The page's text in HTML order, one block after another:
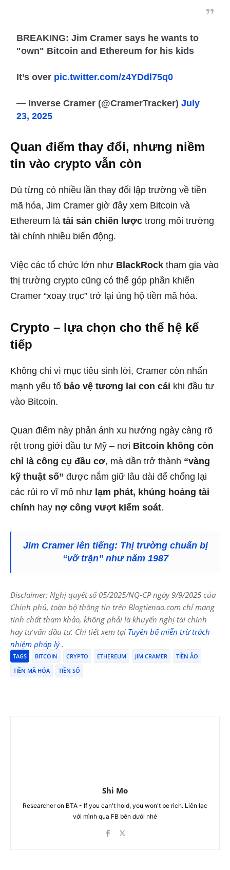
BREAKING: Jim Cramer says he wants to
"own" Bitcoin and Ethereum for his kids
It’s over pic.twitter.com/z4YDdl75q0
— Inverse Cramer (@CramerTracker)July
23, 2025
Quan điểm thay đổi, nhưng niềm
tin vào crypto vẫn còn
Dù từng có nhiều lần thay đổi lập trường về tiền
mã hóa, Jim Cramer giờ đây xem Bitcoin và
Ethereum là tài sản chiến lược trong môi trường
tài chính nhiều biến động.
Việc các tổ chức lớn như BlackRock tham gia vào
thị trường crypto cũng có thể góp phần khiến
Cramer “xoay trục” trở lại ủng hộ tiền mã hóa.
Crypto – lựa chọn cho thế hệ kế
tiếp
Không chỉ vì mục tiêu sinh lời, Cramer còn nhấn
mạnh yếu tố bảo vệ tương lai con cái khi đầu tư
vào Bitcoin.
Quan điểm này phản ánh xu hướng ngày càng rõ
rệt trong giới đầu tư Mỹ – nơi Bitcoin không còn
chỉ là công cụ đầu cơ, mà dần trở thành “vàng
kỹ thuật số” được nắm giữ lâu dài để chống lại
các rủi ro vĩ mô như lạm phát, khủng hoảng tài
chính hay nợ công vượt kiểm soát.
Jim Cramer lên tiếng: Thị trường chuẩn bị
“vỡ trận” như năm 1987
Disclaimer: Nghị quyết số 05/2025/NQ-CP ngày 9/9/2025 của
Chính phủ, toàn bộ thông tin trên Blogtienao.com chỉ mang
tính chất tham khảo, không phải là khuyến nghị tài chính
hay tư vấn đầu tư. Chi tiết xem tại Tuyên bố miễn trừ trách
nhiệm pháp lý.
TAGS BITCOIN CRYPTO ETHEREUM JIM CRAMER
TIỀN ẢO
TIỀN MÃ HÓA
TIỀN SỐ
Shi Mo
Researcher on BTA - If you can't hold, you won't be rich. Liên lạc
với mình qua FB bên dưới nhé